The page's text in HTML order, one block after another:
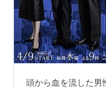
頭から血を流した男